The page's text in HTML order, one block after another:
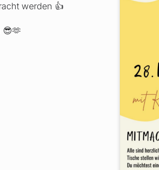
werden 👍
😎🫶